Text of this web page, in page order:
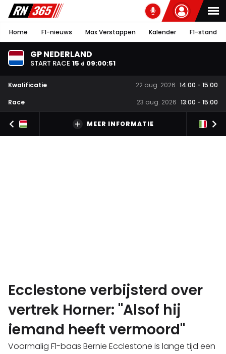
Home F1-nieuws Max Verstappen Kalender F1-stand
GP NEDERLAND
START RACE 15 d 09:00:50
Kwalificatie 22 aug. 2026 14:00 - 15:00
Race
23 aug. 2026 13:00 - 15:00
MEER INFORMATIE
Ecclestone verbijsterd over
vertrek Horner: "Alsof hij
iemand heeft vermoord"
Voormalig F1-baas Bernie Ecclestone is lange tijd een